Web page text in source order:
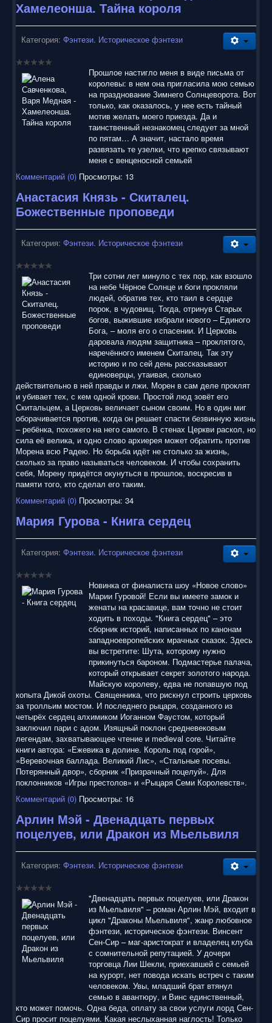
Хамелеонша. Тайна короля
Категория: Фэнтези. Историческое фэнтези
Прошлое настигло меня в виде письма от
королевы: в нем она пригласила мою семью
на празднование Зимнего Солнцеворота. Вот
только, как оказалось, у нее есть тайный
мотив желать моего приезда. Да и
таинственный незнакомец следует за мной
по пятам… А значит, настало время
развязать те узелки, что крепко связывают
меня с венценосной семьей
Комментарий (0) Просмотры: 13
Анастасия Князь - Скиталец.
Божественные проповеди
Категория: Фэнтези. Историческое фэнтези
Три сотни лет минуло с тех пор, как взошло
на небе Чёрное Солнце и боги прокляли
людей, обратив тех, кто таил в сердце
порок, в чудовищ. Тогда, отринув Старых
богов, выжившие избрали нового – Единого
Бога, – моля его о спасении. И Церковь
даровала людям защитника – проклятого,
наречённого именем Скиталец. Так эту
историю и по сей день рассказывают
единоверцы, утаивая, сколько
действительно в ней правды и лжи. Морен в сам деле проклят
и убивает тех, с кем одной крови. Простой люд зовёт его
Скитальцем, а Церковь величает сыном своим. Но в один миг
оборачивается против, когда он решает спасти безвинную жизнь
– ребёнка, похожего на него самого. В стенах Церкви раскол, но
сила её велика, и одно слово архиерея может обратить против
Морена всю Радею. Но борьба идёт не столько за жизнь,
сколько за право называться человеком. И чтобы сохранить
себя, Морену придётся окунуться в прошлое, воскресив в
памяти того, кто сделал его таким.
Комментарий (0) Просмотры: 34
Мария Гурова - Книга сердец
Категория: Фэнтези. Историческое фэнтези
Новинка от финалиста шоу «Новое слово»
Марии Гуровой! Если вы имеете замок и
женаты на красавице, вам точно не стоит
ходить в походы. "Книга сердец" – это
сборник историй, написанных по канонам
западноевропейских мрачных сказок. Здесь
вы встретите: Шута, которому нужно
прикинуться бароном. Подмастерье палача,
который открывает секрет золотого народа.
Майскую королеву, едва не попавшую под
копыта Дикой охоты. Священника, что рискнул строить церковь
за тролльим мостом. И последнего рыцаря, созданного из
четырёх сердец алхимиком Иоганном Фаустом, который
заключил пари с адом. Изящный поклон средневековым
легендам, захватывающее чтение и medieval core. Читайте
книги автора: «Ежевика в долине. Король под горой»,
«Веревочная баллада. Великий Лис», «Стальные посевы.
Потерянный двор», сборник «Призрачный поцелуй». Для
поклонников «Игры престолов» и «Рыцаря Семи Королевств».
Комментарий (0) Просмотры: 16
Арлин Мэй - Двенадцать первых
поцелуев, или Дракон из Мьельвиля
Категория: Фэнтези. Историческое фэнтези
"Двенадцать первых поцелуев, или Дракон
из Мьельвиля" – роман Арлин Мэй, входит в
цикл "Драконы Мьельвиля", жанр любовное
фэнтези, историческое фэнтези. Винсент
Сен-Сир – маг-аристократ и владелец клуба
с сомнительной репутацией. У дочери
торговца Лии Шекли, приехавшей с семьей
на курорт, нет повода искать встреч с таким
человеком. Увы, младший брат втянул
семью в авантюру, и Винс единственный,
кто может помочь. Одна беда, оплату за свои услуги лорд Сен-
Сир просит поцелуями. Какая неслыханная наглость! Только